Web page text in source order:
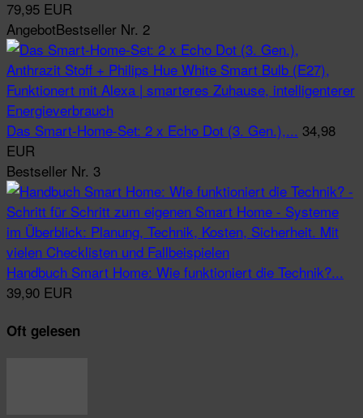
79,95 EUR
AngebotBestseller Nr. 2
Das Smart-Home-Set: 2 x Echo Dot (3. Gen.),... 34,98
EUR
Bestseller Nr. 3
Handbuch Smart Home: Wie funktioniert die Technik?...
39,90 EUR
Oft gelesen